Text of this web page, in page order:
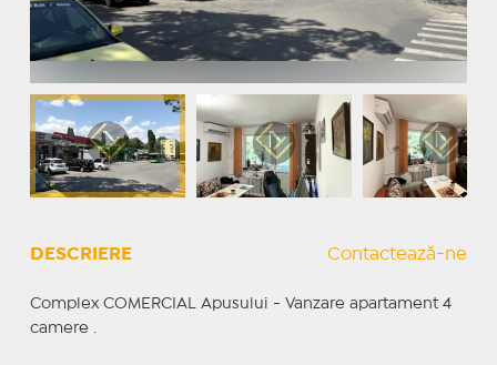
DESCRIERE Contactează-ne
Complex COMERCIAL Apusului - Vanzare apartament 4
camere .